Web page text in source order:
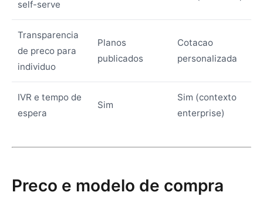
self-serve
Transparencia
de preco para
individuo
Planos
publicados
Cotacao
personalizada
IVR e tempo de
espera
Sim
Sim (contexto
enterprise)
Preco e modelo de compra